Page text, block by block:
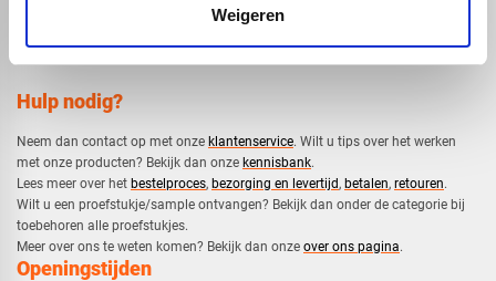
Weigeren
Hulp nodig?
Neem dan contact op met onze klantenservice. Wilt u tips over het werken
met onze producten? Bekijk dan onze kennisbank.
​Lees meer over het bestelproces, bezorging en levertijd, betalen, retouren.​
​Wilt u een proefstukje/sample ontvangen? Bekijk dan onder de categorie bij
toebehoren alle proefstukjes.
​​Meer over ons te weten komen? Bekijk dan onze over ons pagina.
Openingstijden